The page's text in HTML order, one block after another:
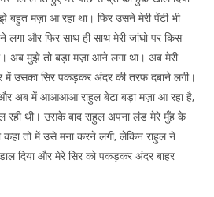
मज़ा आ रहा था। फिर उसने मेरी पेंटी भी
और फिर साथ ही साथ मेरी जांघो पर किस
अब मुझे तो बड़ा मज़ा आने लगा था। अब मेरी
में उसका सिर पकड़कर अंदर की तरफ दबाने लगी।
और अब में आआआआ राहुल बेटा बड़ा मज़ा आ रहा है,
रही थी। उसके बाद राहुल अपना लंड मेरे मुँह के
तो में उसे मना करने लगी, लेकिन राहुल ने
दिया और मेरे सिर को पकड़कर अंदर बाहर